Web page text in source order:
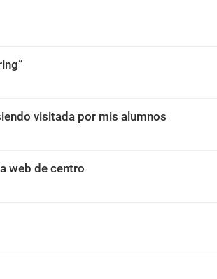
visitada por mis alumnos
web de centro